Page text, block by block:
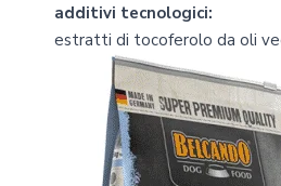
additivi tecnologici:
estratti di tocoferolo da oli